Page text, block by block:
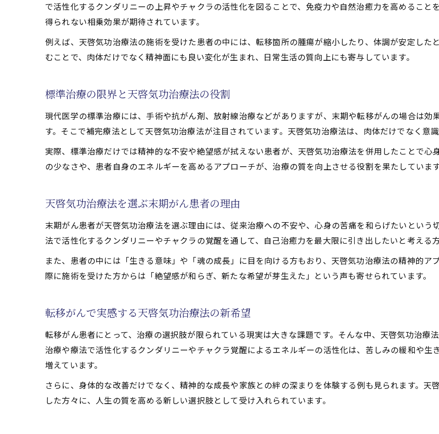
末期がん転移患者が感じるエネルギーの変化
天啓気功治療や療法で活性化するクンダリニーとチャクラ覚醒で
天啓気功治療法のエネルギー変容事例に学ぶ
エネルギー変容が末期がん改善へ導く理由
天啓気功治療法で苦しみを癒した実際の施術例
末期がん転移患者の天啓気功治療法体験談
天啓気功治療や療法で活性化するクンダリニー覚醒による痛み緩
天啓気功治療法施術後の心身の変化を追う
天啓気功治療や療法でのチャクラ活性化で希望を見出した事例に
天啓気功治療法で目指す自己治癒力の高め方
天啓気功治療法の継続で得られる回復力強化
覚醒体験が末期がん患者の生きる力を支える
天啓気功治療法で自己治癒力が目覚める瞬間
で活性化するクンダリニーの上昇やチャクラの活性化を図ることで、免疫力や自然治癒力を高めること
得られない相乗効果が期待されています。
例えば、天啓気功治療法の施術を受けた患者の中には、転移箇所の腫瘍が縮小したり、体調が安定した
むことで、肉体だけでなく精神面にも良い変化が生まれ、日常生活の質向上にも寄与しています。
標準治療の限界と天啓気功治療法の役割
現代医学の標準治療には、手術や抗がん剤、放射線治療などがありますが、末期や転移がんの場合は
す。そこで補完療法として天啓気功治療法が注目されています。天啓気功治療法は、肉体だけでなく意
実際、標準治療だけでは精神的な不安や絶望感が拭えない患者が、天啓気功治療法を併用したことで心
の少なさや、患者自身のエネルギーを高めるアプローチが、治療の質を向上させる役割を果たしていま
天啓気功治療法を選ぶ末期がん患者の理由
末期がん患者が天啓気功治療法を選ぶ理由には、従来治療への不安や、心身の苦痛を和らげたいという
法で活性化するクンダリニーやチャクラの覚醒を通して、自己治癒力を最大限に引き出したいと考える
また、患者の中には「生きる意味」や「魂の成長」に目を向ける方もおり、天啓気功治療法の精神的ア
際に施術を受けた方からは「絶望感が和らぎ、新たな希望が芽生えた」という声も寄せられています。
転移がんで実感する天啓気功治療法の新希望
転移がん患者にとって、治療の選択肢が限られている現実は大きな課題です。そんな中、天啓気功治療
治療や療法で活性化するクンダリニーやチャクラ覚醒によるエネルギーの活性化は、苦しみの緩和や
増えています。
さらに、身体的な改善だけでなく、精神的な成長や家族との絆の深まりを体験する例も見られます。天
した方々に、人生の質を高める新しい選択肢として受け入れられています。